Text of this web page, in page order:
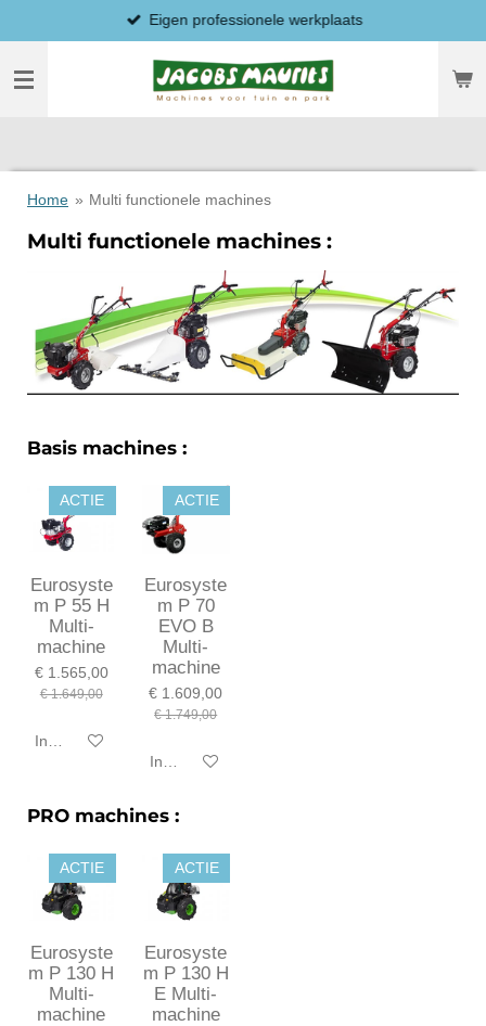
direct
naar
hoofdinhoud
Eigen professionele werkplaats
Home » Multi functionele machines
Multi functionele machines :
Basis machines :
ACTIE
Eurosyste
m P 55 H
Multi-
machine
€ 1.565,00
€ 1.649,00
In winkelwagen
ACTIE
Eurosyste
m P 70
EVO B
Multi-
machine
€ 1.609,00
€ 1.749,00
In winkelwagen
PRO machines :
ACTIE
Eurosyste
m P 130 H
Multi-
machine
ACTIE
Eurosyste
m P 130 H
E Multi-
machine